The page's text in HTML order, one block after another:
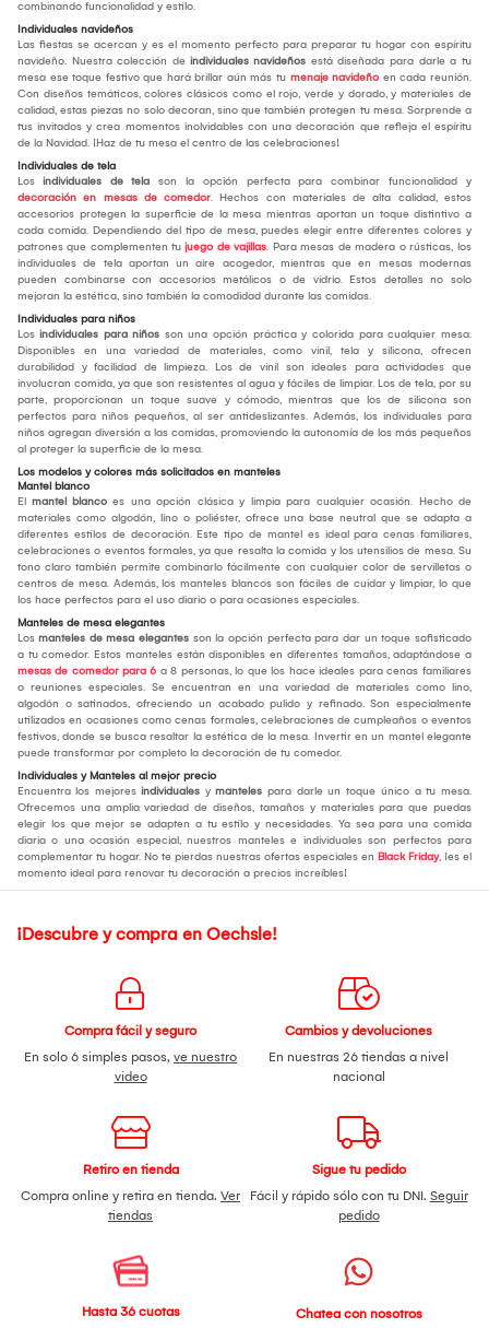
combinando funcionalidad y estilo.
Individuales navideños
Las fiestas se acercan y es el momento perfecto para preparar tu hogar con espíritu
navideño. Nuestra colección de individuales navideños está diseñada para darle a tu
mesa ese toque festivo que hará brillar aún más tu menaje navideño en cada reunión.
Con diseños temáticos, colores clásicos como el rojo, verde y dorado, y materiales de
calidad, estas piezas no solo decoran, sino que también protegen tu mesa. Sorprende a
tus invitados y crea momentos inolvidables con una decoración que refleja el espíritu
de la Navidad. ¡Haz de tu mesa el centro de las celebraciones!
Individuales de tela
Los individuales de tela son la opción perfecta para combinar funcionalidad y
decoración en mesas de comedor. Hechos con materiales de alta calidad, estos
accesorios protegen la superficie de la mesa mientras aportan un toque distintivo a
cada comida. Dependiendo del tipo de mesa, puedes elegir entre diferentes colores y
patrones que complementen tu juego de vajillas. Para mesas de madera o rústicas, los
individuales de tela aportan un aire acogedor, mientras que en mesas modernas
pueden combinarse con accesorios metálicos o de vidrio. Estos detalles no solo
mejoran la estética, sino también la comodidad durante las comidas.
Individuales para niños
Los individuales para niños son una opción práctica y colorida para cualquier mesa.
Disponibles en una variedad de materiales, como vinil, tela y silicona, ofrecen
durabilidad y facilidad de limpieza. Los de vinil son ideales para actividades que
involucran comida, ya que son resistentes al agua y fáciles de limpiar. Los de tela, por su
parte, proporcionan un toque suave y cómodo, mientras que los de silicona son
perfectos para niños pequeños, al ser antideslizantes. Además, los individuales para
niños agregan diversión a las comidas, promoviendo la autonomía de los más pequeños
al proteger la superficie de la mesa.
Los modelos y colores más solicitados en manteles
Mantel blanco
El mantel blanco es una opción clásica y limpia para cualquier ocasión. Hecho de
materiales como algodón, lino o poliéster, ofrece una base neutral que se adapta a
diferentes estilos de decoración. Este tipo de mantel es ideal para cenas familiares,
celebraciones o eventos formales, ya que resalta la comida y los utensilios de mesa. Su
tono claro también permite combinarlo fácilmente con cualquier color de servilletas o
centros de mesa. Además, los manteles blancos son fáciles de cuidar y limpiar, lo que
los hace perfectos para el uso diario o para ocasiones especiales.
Manteles de mesa elegantes
Los manteles de mesa elegantes son la opción perfecta para dar un toque sofisticado
a tu comedor. Estos manteles están disponibles en diferentes tamaños, adaptándose a
mesas de comedor para 6 a 8 personas, lo que los hace ideales para cenas familiares
o reuniones especiales. Se encuentran en una variedad de materiales como lino,
algodón o satinados, ofreciendo un acabado pulido y refinado. Son especialmente
utilizados en ocasiones como cenas formales, celebraciones de cumpleaños o eventos
festivos, donde se busca resaltar la estética de la mesa. Invertir en un mantel elegante
puede transformar por completo la decoración de tu comedor.
Individuales y Manteles al mejor precio
Encuentra los mejores individuales y manteles para darle un toque único a tu mesa.
Ofrecemos una amplia variedad de diseños, tamaños y materiales para que puedas
elegir los que mejor se adapten a tu estilo y necesidades. Ya sea para una comida
diaria o una ocasión especial, nuestros manteles e individuales son perfectos para
complementar tu hogar. No te pierdas nuestras ofertas especiales en Black Friday, ¡es el
momento ideal para renovar tu decoración a precios increíbles!
¡Descubre y compra en Oechsle!
Compra fácil y seguro
En solo 6 simples pasos, ve nuestro
video
Cambios y devoluciones
En nuestras 26 tiendas a nivel
nacional
Retiro en tienda
Compra online y retira en tienda. Ver
tiendas
Sigue tu pedido
Fácil y rápido sólo con tu DNI. Seguir
pedido
Hasta 36 cuotas
Chatea con nosotros